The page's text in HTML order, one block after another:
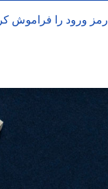
رمز ورود را فراموش